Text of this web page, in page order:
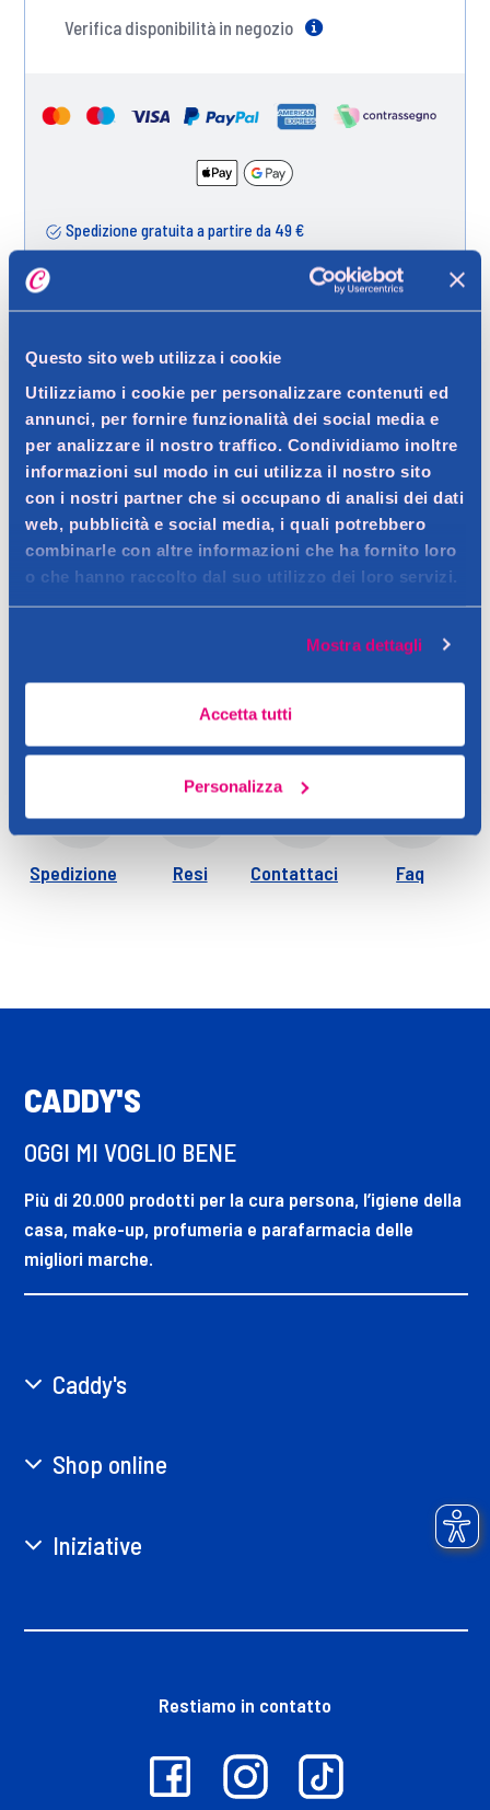
Questo sito web utilizza i cookie
Utilizziamo i cookie per personalizzare contenuti ed
annunci, per fornire funzionalità dei social media e
per analizzare il nostro traffico. Condividiamo inoltre
informazioni sul modo in cui utilizza il nostro sito
con i nostri partner che si occupano di analisi dei dati
web, pubblicità e social media, i quali potrebbero
combinarle con altre informazioni che ha fornito loro
o che hanno raccolto dal suo utilizzo dei loro servizi.
Mostra dettagli
Accetta tutti
Personalizza
Verifica disponibilità in negozio
Spedizione gratuita a partire da 49 €
Ritiro in negozio gratuito per i clienti registrati
Dettagli prodotto
Descrizione
Contatto del produttore
Dettagli
Spedizione Resi Contattaci Faq
CADDY'S
OGGI MI VOGLIO BENE
Più di 20.000 prodotti per la cura persona, l’igiene della
casa, make-up, profumeria e parafarmacia delle
migliori marche.
Caddy's
Shop online
Iniziative
Restiamo in contatto